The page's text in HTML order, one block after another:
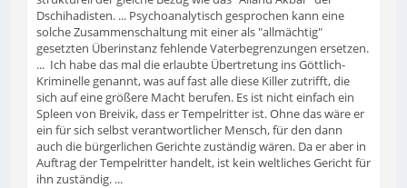
Dschihadisten. ... Psychoanalytisch gesprochen kann eine
solche Zusammenschaltung mit einer als "allmächtig"
gesetzten Überinstanz fehlende Vaterbegrenzungen ersetzen.
... Ich habe das mal die erlaubte Übertretung ins Göttlich-
Kriminelle genannt, was auf fast alle diese Killer zutrifft, die
sich auf eine größere Macht berufen. Es ist nicht einfach ein
Spleen von Breivik, dass er Tempelritter ist. Ohne das wäre er
ein für sich selbst verantwortlicher Mensch, für den dann
auch die bürgerlichen Gerichte zuständig wären. Da er aber in
Auftrag der Tempelritter handelt, ist kein weltliches Gericht für
ihn zuständig. ...